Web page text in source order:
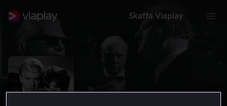
Skaffa Viaplay